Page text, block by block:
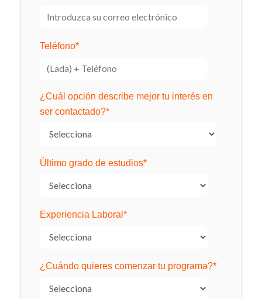
Teléfono*
¿Cuál opción describe mejor tu interés en
ser contactado?*
Último grado de estudios*
Experiencia Laboral *
¿Cuándo quieres comenzar tu programa?*